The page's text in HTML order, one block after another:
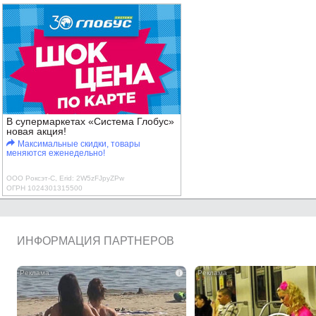
В супермаркетах «Система Глобус»
новая акция!
Максимальные скидки, товары
меняются еженедельно!
ООО Роксэт-С, Erid: 2W5zFJpyZPw
ОГРН 1024301315500
ИНФОРМАЦИЯ ПАРТНЕРОВ
i